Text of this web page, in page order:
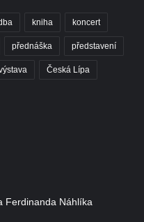
kniha koncert
přednáška představení
Česká Lípa
Ferdinanda Náhlíka